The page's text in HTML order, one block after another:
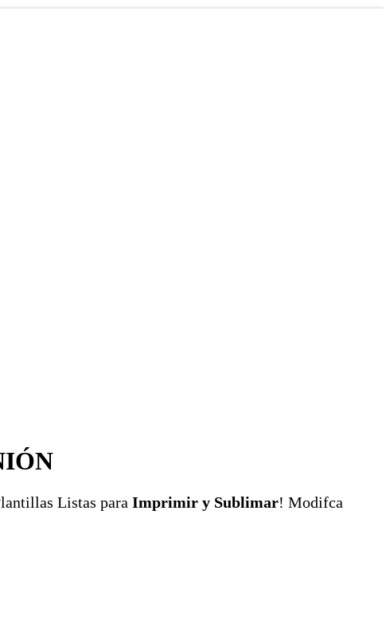
Listas para Imprimir y Sublimar! Modifca